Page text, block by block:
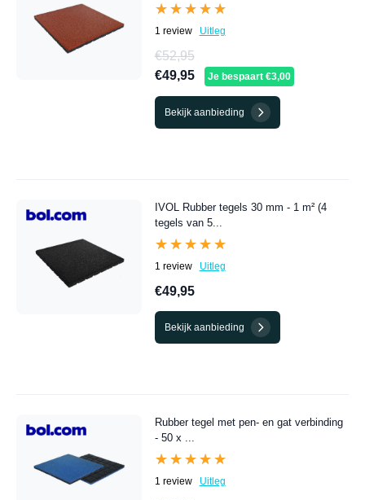
★★★★★
★★★★★
1 review Uitleg
€52,95
€49,95
Je bespaart €3,00
Bekijk aanbieding
IVOL Rubber tegels 30 mm - 1 m² (4
tegels van 5...
★★★★★
★★★★★
1 review Uitleg
€49,95
Bekijk aanbieding
Rubber tegel met pen- en gat verbinding
- 50 x ...
★★★★★
★★★★★
1 review Uitleg